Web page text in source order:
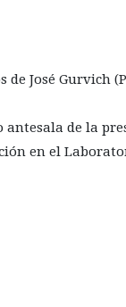
de José Gurvich
antesala de la
en el